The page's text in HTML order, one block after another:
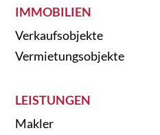
IMMOBILIEN
Verkaufsobjekte
Vermietungsobjekte
LEISTUNGEN
Makler